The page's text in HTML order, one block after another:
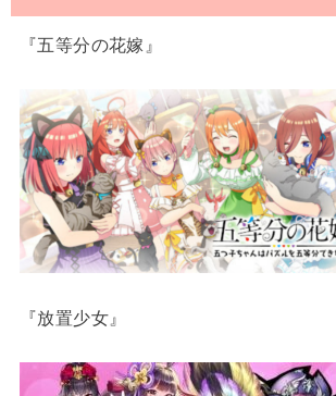
『五等分の花嫁』
『放置少女』